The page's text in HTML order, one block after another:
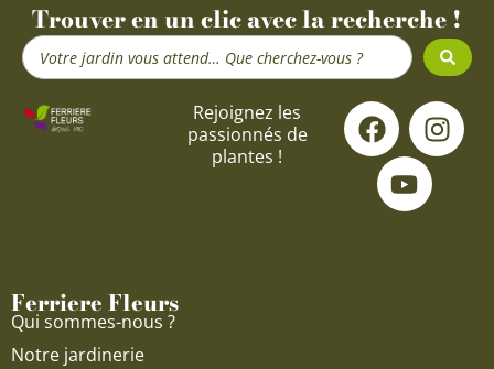
Trouver en un clic avec la recherche !
Search
...
Rejoignez les
passionnés de
plantes !
F
a
c
e
I
n
s
Y
o
u
t
u
Ferriere Fleurs
Qui sommes-nous ?
Notre jardinerie